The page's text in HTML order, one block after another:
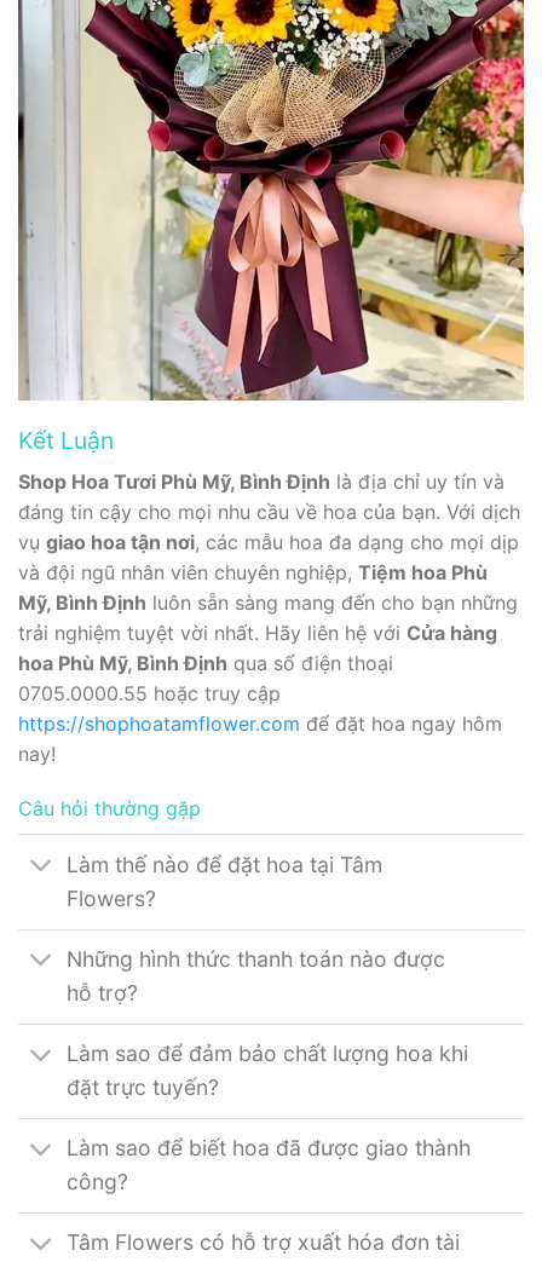
Kết Luận
Shop Hoa Tươi Phù Mỹ, Bình Định là địa chỉ uy tín và
đáng tin cậy cho mọi nhu cầu về hoa của bạn. Với dịch
vụ giao hoa tận nơi, các mẫu hoa đa dạng cho mọi dịp
và đội ngũ nhân viên chuyên nghiệp, Tiệm hoa Phù
Mỹ, Bình Định luôn sẵn sàng mang đến cho bạn những
trải nghiệm tuyệt vời nhất. Hãy liên hệ với Cửa hàng
hoa Phù Mỹ, Bình Định qua số điện thoại
0705.0000.55 hoặc truy cập
https://shophoatamflower.com để đặt hoa ngay hôm
nay!
Câu hỏi thường gặp
Làm thế nào để đặt hoa tại Tâm
Flowers?
Những hình thức thanh toán nào được
hỗ trợ?
Làm sao để đảm bảo chất lượng hoa khi
đặt trực tuyến?
Làm sao để biết hoa đã được giao thành
công?
Tâm Flowers có hỗ trợ xuất hóa đơn tài